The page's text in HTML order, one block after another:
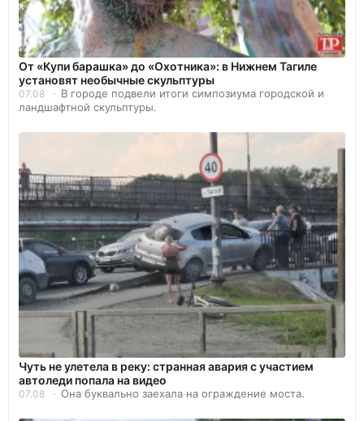
От «Купи барашка» до «Охотника»: в Нижнем Тагиле
установят необычные скульптуры
07.08
В городе подвели итоги симпозиума городской и
ландшафтной скульптуры.
Чуть не улетела в реку: странная авария с участием
автоледи попала на видео
07.08 Она буквально заехала на ограждение моста.